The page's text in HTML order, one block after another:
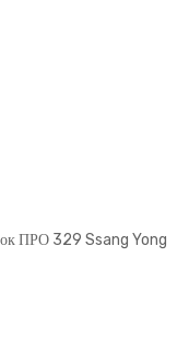
ПРО 329 Ssang Yong